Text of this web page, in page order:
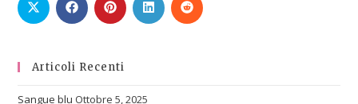
Articoli Recenti
Sangue blu Ottobre 5, 2025